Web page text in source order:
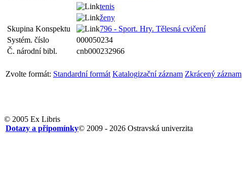
tenis
ženy
Skupina Konspektu
796 - Sport. Hry. Tělesná cvičení
Systém. číslo
000050234
Č. národní bibl.
cnb000232966
Zvolte formát: Standardní formát Katalogizační záznam Zkrácený záznam
© 2005 Ex Libris
© 2009 - 2026 Ostravská univerzita
Dotazy a připomínky